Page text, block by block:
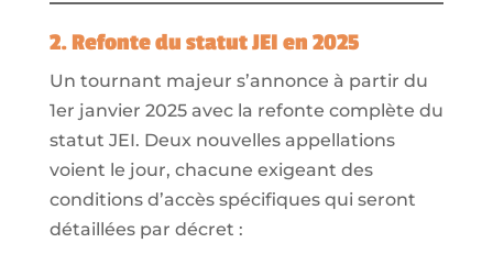
2. Refonte du statut JEI en 2025
Un tournant majeur s’annonce à partir du
1er janvier 2025 avec la refonte complète du
statut JEI. Deux nouvelles appellations
voient le jour, chacune exigeant des
conditions d’accès spécifiques qui seront
détaillées par décret :